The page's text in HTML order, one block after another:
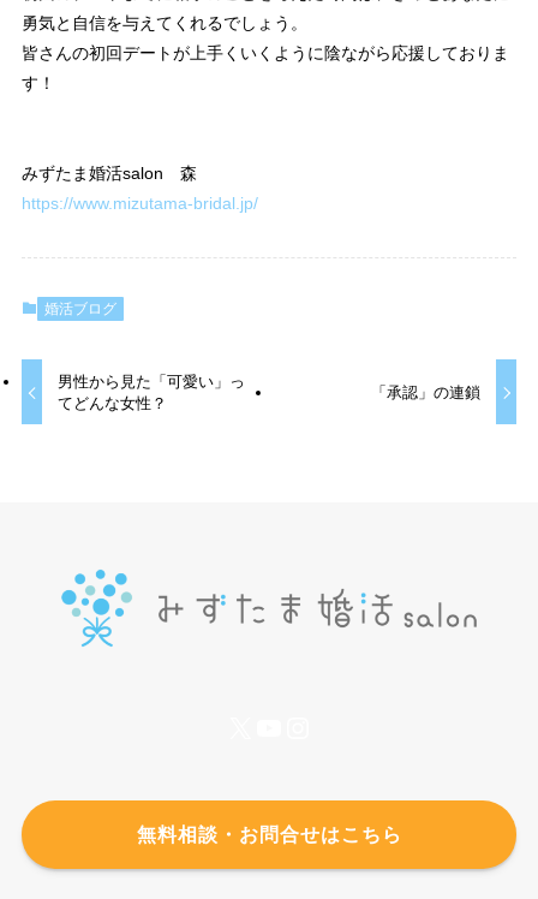
勇気と自信を与えてくれるでしょう。
皆さんの初回デートが上手くいくように陰ながら応援しておりま
す！
みずたま婚活salon 森
https://www.mizutama-bridal.jp/
婚活ブログ
男性から見た「可愛い」っ
てどんな女性？
「承認」の連鎖
無料相談・お問合せはこちら